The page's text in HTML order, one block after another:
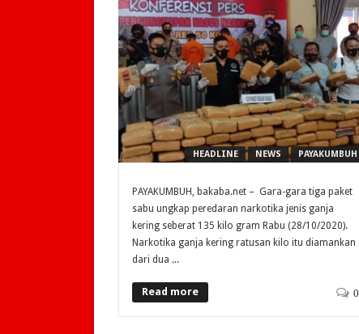
HEADLINE NEWS PAYAKUMBUH
PAYAKUMBUH, bakaba.net – Gara-gara tiga paket
sabu ungkap peredaran narkotika jenis ganja
kering seberat 135 kilo gram Rabu (28/10/2020).
Narkotika ganja kering ratusan kilo itu diamankan
dari dua ...
Read more 0